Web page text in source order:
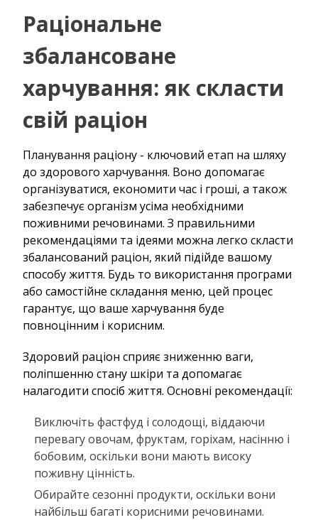
Раціональне
збалансоване
харчування: як скласти
свій раціон
Планування раціону - ключовий етап на шляху
до здорового харчування. Воно допомагає
організуватися, економити час і гроші, а також
забезпечує організм усіма необхідними
поживними речовинами. З правильними
рекомендаціями та ідеями можна легко скласти
збалансований раціон, який підійде вашому
способу життя. Будь то використання програми
або самостійне складання меню, цей процес
гарантує, що ваше харчування буде
повноцінним і корисним.
Здоровий раціон сприяє зниженню ваги,
поліпшенню стану шкіри та допомагає
налагодити спосіб життя. Основні рекомендації:
Виключіть фастфуд і солодощі, віддаючи
перевагу овочам, фруктам, горіхам, насінню і
бобовим, оскільки вони мають високу
поживну цінність.
Обирайте сезонні продукти, оскільки вони
найбільш багаті корисними речовинами.